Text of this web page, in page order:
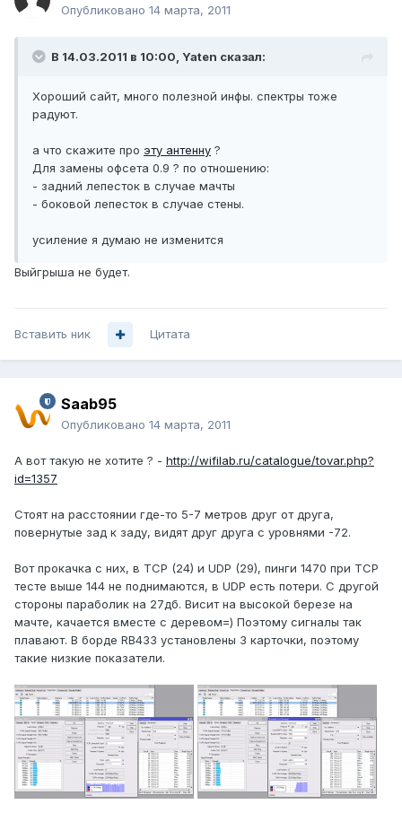
Опубликовано 14 марта, 2011
В 14.03.2011 в 10:00, Yaten сказал:
Хороший сайт, много полезной инфы. спектры тоже
радуют.
а что скажите про эту антенну ?
Для замены офсета 0.9 ? по отношению:
- задний лепесток в случае мачты
- боковой лепесток в случае стены.
усиление я думаю не изменится
Выйгрыша не будет.
Вставить ник Цитата
Saab95
Опубликовано 14 марта, 2011
А вот такую не хотите ? - http://wifilab.ru/catalogue/tovar.php?
id=1357
Стоят на расстоянии где-то 5-7 метров друг от друга,
повернутые зад к заду, видят друг друга с уровнями -72.
Вот прокачка с них, в TCP (24) и UDP (29), пинги 1470 при TCP
тесте выше 144 не поднимаются, в UDP есть потери. С другой
стороны параболик на 27дб. Висит на высокой березе на
мачте, качается вместе с деревом=) Поэтому сигналы так
плавают. В борде RB433 установлены 3 карточки, поэтому
такие низкие показатели.